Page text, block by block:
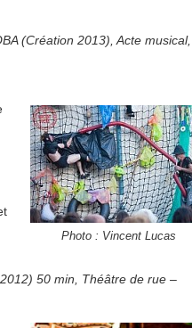
(Création 2013), Acte musical,
Photo : Vincent Lucas
50 min, Théâtre de rue –